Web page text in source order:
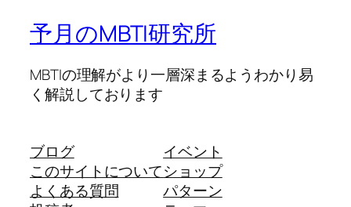
予月のMBTI研究所
MBTIの理解がより一層深まるようわかり易
く解説しております
ブログ
このサイトについて
よくある質問
イベント
ショップ
パターン